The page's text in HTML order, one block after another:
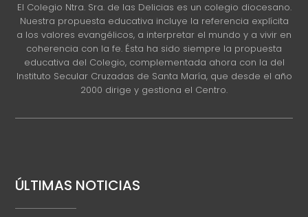
El Colegio Ntra. Sra. de las Delicias es un colegio diocesano.
Nuestra propuesta educativa incluye la referencia explícita
a los valores evangélicos, a interpretar el mundo y a vivir en
coherencia con la fe. Ésta ha sido siempre la propuesta
educativa del Colegio, complementada ahora con la del
Instituto Secular Cruzadas de Santa María, que desde el año
2000 dirige y gestiona el Centro.
ÚLTIMAS NOTICIAS